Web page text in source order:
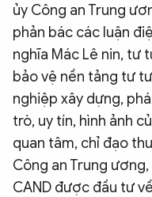
ủy Công an Trung
phản bác các luận
nghĩa Mác Lê nin, tư
bảo vệ nền tảng tư
nghiệp xây dựng,
trò, uy tín, hình ảnh
quan tâm, chỉ đạo
Công an Trung
CAND được đầu tư